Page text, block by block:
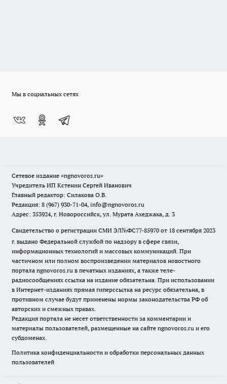
Мы в социальных сетях
Сетевое издание «ngnovoros.ru»
Учредитель ИП Кстенин Сергей Иванович
Главный редактор: Силакова О.В.
Редакция: 8 (967) 930-71-04, info@ngnovoros.ru
Адрес: 353924, г. Новороссийск, ул. Мурата Ахеджака, д. 3
Свидетельство о регистрации СМИ ЭЛ№ФС77-85970 от 18 сентября 2023
г. выдано Федеральной службой по надзору в сфере связи,
информационных технологий и массовых коммуникаций. При
частичном или полном воспроизведении материалов новостного
портала ngnovoros.ru в печатных изданиях, а также теле-
радиосообщениях ссылка на издание обязательна. При использовании
в Интернет-изданиях прямая гиперссылка на ресурс обязательна, в
противном случае будут применены нормы законодательства РФ об
авторских и смежных правах.
Редакция портала не несет ответственности за комментарии и
материалы пользователей, размещенные на сайте ngnovoros.ru и его
субдоменах.
Политика конфиденциальности и обработки персональных данных
пользователей